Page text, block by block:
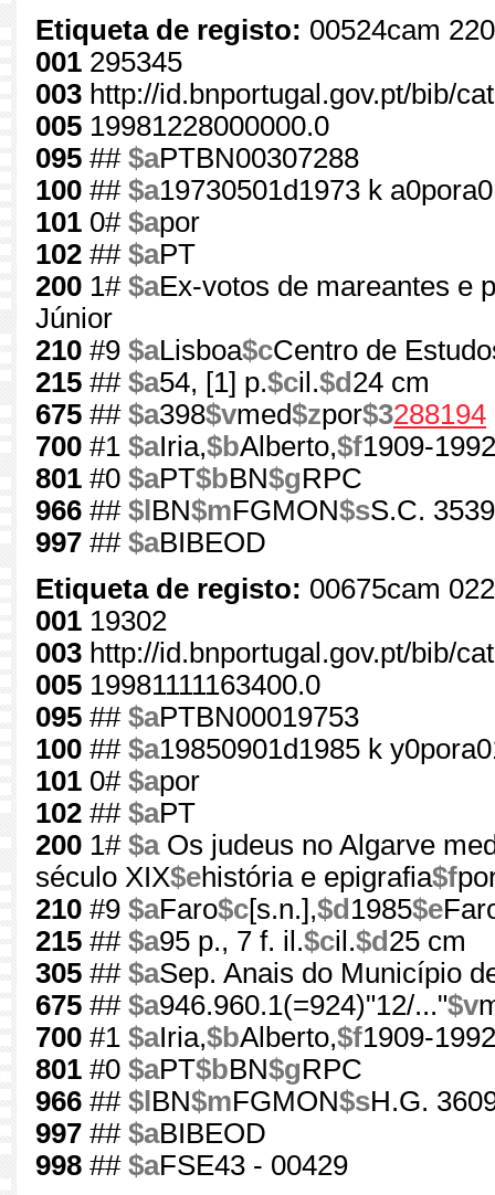
Etiqueta de registo: 00524cam
001 295345
003 http://id.bnportugal.gov.pt/bib/
005 19981228000000.0
095 ## $aPTBN00307288
100 ## $a19730501d1973 k
101 0# $apor
102 ## $aPT
200 1# $aEx-votos de mareantes e
Júnior
210 #9 $aLisboa$cCentro de
215 ## $a54, [1] p.$cil.$d 24 cm
675 ## $a398$vmed$zpor$3288194
700 #1 $aIria,$bAlberto,$f1909-1992
801 #0 $aPT$bBN$gRPC
966 ## $l BN$mFGMON$sS.C.
997 ## $aBIBEOD
Etiqueta de registo: 00675cam
001 19302
003 http://id.bnportugal.gov.pt/bib/
005 19981111163400.0
095 ## $aPTBN00019753
100 ## $a19850901d1985 k
101 0# $apor
102 ## $aPT
200 1# $aOs judeus no Algarve
século XIX$ehistória e epigrafia$f
210 #9 $aFaro$c[s.n.],$d 1985$e
215 ## $a95 p., 7 f. il.$cil.$d 25 cm
305 ## $aSep. Anais do Município
675 ## $a946.960.1(=924)"12/..."$v
700 #1 $aIria,$bAlberto,$f1909-1992
801 #0 $aPT$bBN$gRPC
966 ## $l BN$mFGMON$sH.G.
997 ## $aBIBEOD
998 ## $aFSE43 - 00429